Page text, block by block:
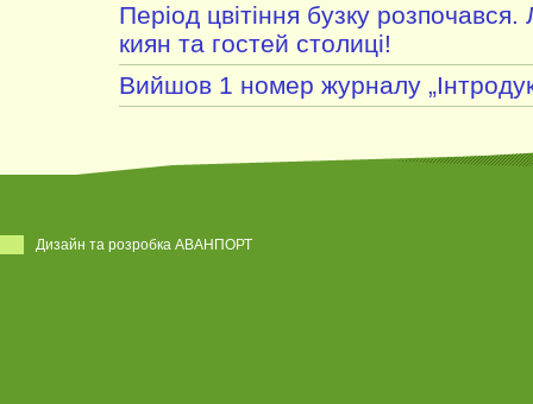
Період цвітіння бузку
киян та гостей столиці!
Вийшов 1 номер журналу
Дизайн та розробка АВАНПОРТ